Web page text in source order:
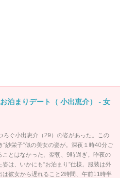
泊まりデート（ 小出恵介） - 女
ぐ小出恵介（29）の姿があった。この
紗栄子”似の美女の姿が。深夜１時40分ご
とはなかった。翌朝、9時過ぎ。昨夜の
は、いかにも“お泊まり”仕様。服装は外
彼女から遅れること2時間、午前11時半